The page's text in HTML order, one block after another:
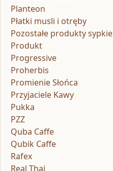
Planteon
Płatki musli i otręby
Pozostałe produkty sypkie
Produkt
Progressive
Proherbis
Promienie Słońca
Przyjaciele Kawy
Pukka
PZZ
Quba Caffe
Qubik Caffe
Rafex
Real Thai